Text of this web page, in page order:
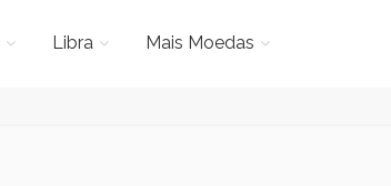
Libra Mais Moedas